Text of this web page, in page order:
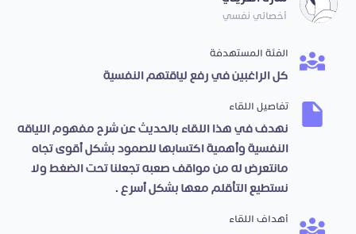
أخصائي نفسي
الفئة المستهدفة
كل الراغبين في رفع لياقتهم النفسية
تفاصيل اللقاء
نهدف في هذا اللقاء بالحديث عن شرح مفهوم اللياقه
النفسية وأهمية اكتسابها للصمود بشكل أقوى تجاه
مانتعرض له من مواقف صعبه تجعلنا تحت الضغط ولا
نستطيع التأقلم معها بشكل أسرع .
أهداف اللقاء